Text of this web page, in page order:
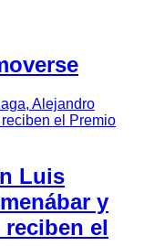
Luis
y
el